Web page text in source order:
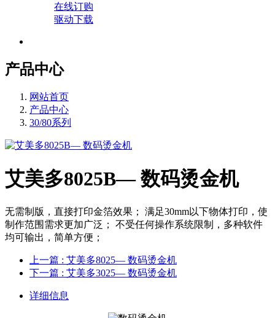
在线订购
驱动下载
产品中心
网站首页
产品中心
30/80系列
艾美多8025B— 数码烫金机
无需制版，直接打印金箔效果； 满足30mm以下物体打印，使
制作范围需求更加广泛； 不受任何操作系统限制，多种软件
均可输出，简单方便；
上一篇 : 艾美多8025— 数码烫金机
下一篇 : 艾美多3025— 数码烫金机
详细信息